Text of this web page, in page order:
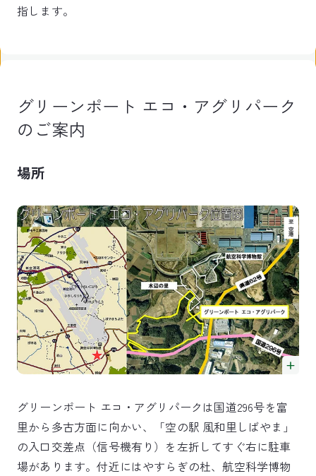
指します。
グリーンポート エコ・アグリパーク
のご案内
場所
グリーンポート エコ・アグリパークは国道296号を富
里から多古方面に向かい、「空の駅 風和里しばやま」
の入口交差点（信号機有り）を左折してすぐ右に駐車
場があります。付近にはやすらぎの杜、航空科学博物